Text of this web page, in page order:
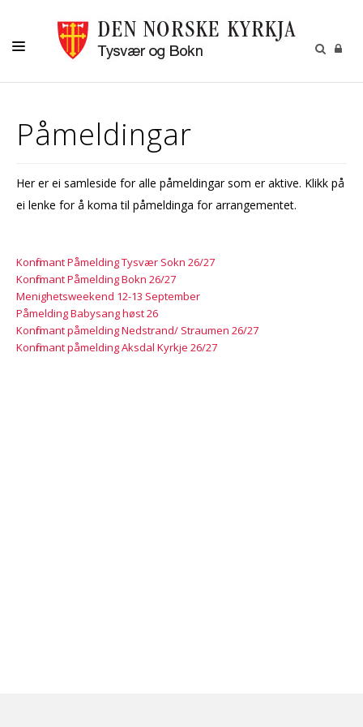
DÅP
GIVARTENESTE
KONTAKT
Påmeldingar
Her er ei samleside for alle påmeldingar som er aktive. Klikk på
ei lenke for å koma til påmeldinga for arrangementet.
Konfirmant Påmelding Tysvær Sokn 26/27
Konfirmant Påmelding Bokn 26/27
Menighetsweekend 12-13 September
Påmelding Babysang høst 26
Konfirmant påmelding Nedstrand/ Straumen 26/27
Konfirmant påmelding Aksdal Kyrkje 26/27